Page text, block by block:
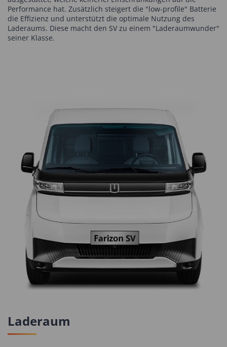
Performance hat. Zusätzlich steigert die "low-profile" Batterie
die Effizienz und unterstützt die optimale Nutzung des
Laderaums. Diese macht den SV zu einem "Laderaumwunder"
seiner Klasse.
Laderaum